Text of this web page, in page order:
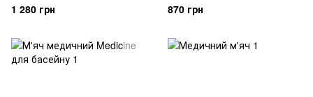
1 280 грн 870 грн